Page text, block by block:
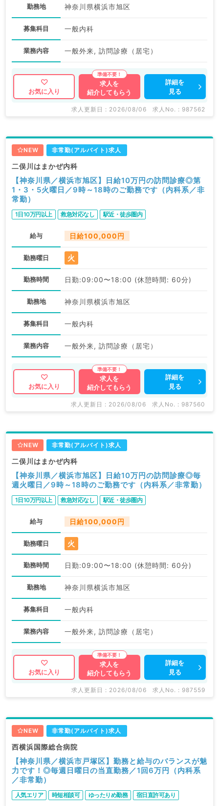
勤務地 神奈川県横浜市旭区
募集科目 一般内科
業務内容 一般外来, 訪問診療（居宅）
お気に入り
求人を
紹介してもらう
詳細を
見る
求人更新日 : 2026/08/06 求人No. : 987562
NEW 非常勤(アルバイト)求人
二俣川はまかぜ内科
【神奈川県／横浜市旭区】日給10万円の訪問診療◎第
1・3・5火曜日／9時～18時のご勤務です（内科系／非
常勤）
1日10万円以上 救急対応なし 駅近・徒歩圏内
給与 日給100,000円
勤務曜日 火
勤務時間 日勤:09:00〜18:00 (休憩時間: 60分)
勤務地 神奈川県横浜市旭区
募集科目 一般内科
業務内容 一般外来, 訪問診療（居宅）
お気に入り
求人を
紹介してもらう
詳細を
見る
求人更新日 : 2026/08/06 求人No. : 987560
NEW 非常勤(アルバイト)求人
二俣川はまかぜ内科
【神奈川県／横浜市旭区】日給10万円の訪問診療◎毎
週火曜日／9時～18時のご勤務です（内科系／非常勤）
1日10万円以上 救急対応なし 駅近・徒歩圏内
給与 日給100,000円
勤務曜日 火
勤務時間 日勤:09:00〜18:00 (休憩時間: 60分)
勤務地 神奈川県横浜市旭区
募集科目 一般内科
業務内容 一般外来, 訪問診療（居宅）
お気に入り
求人を
紹介してもらう
詳細を
見る
求人更新日 : 2026/08/06 求人No. : 987559
NEW 非常勤(アルバイト)求人
西横浜国際総合病院
【神奈川県／横浜市戸塚区】勤務と給与のバランスが魅
力です！◎毎週日曜日の当直勤務／1回6万円（内科系
／非常勤）
人気エリア 時短相談可 ゆったりめ勤務 宿日直許可あり